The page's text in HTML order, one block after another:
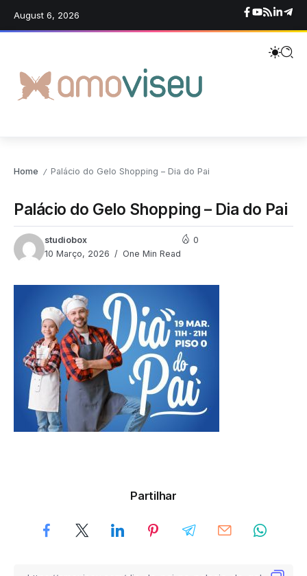
August 6, 2026
Home / Palácio do Gelo Shopping – Dia do Pai
Palácio do Gelo Shopping – Dia do Pai
studiobox
10 Março, 2026
One Min Read
0
Partilhar